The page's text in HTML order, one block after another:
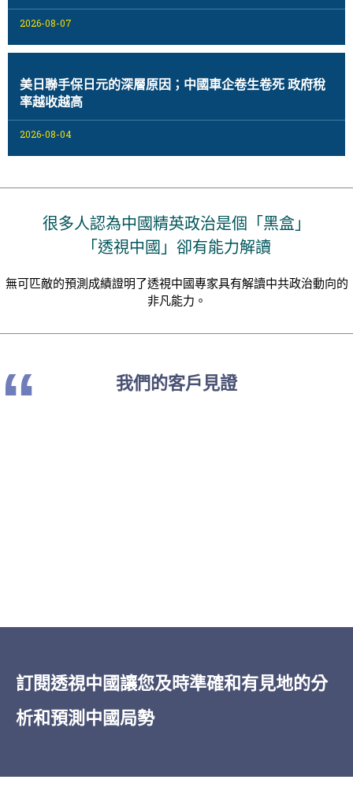
2026-08-07
美日聯手保日元的深層原因；中國車企卷生卷死 政府稅
率越收越高
2026-08-04
很多人認為中國精英政治是個「黑盒」
「透視中國」卻有能力解讀
無可匹敵的預測成績證明了透視中國專家具有解讀中共政治動向的
非凡能力。
我們的客戶見證
“
越的報導為基礎——令人印象深刻。在我五
非機密還是機密的情報，
訂閱透視中國讓您及時準確和有見地的分
析和預測中國局勢